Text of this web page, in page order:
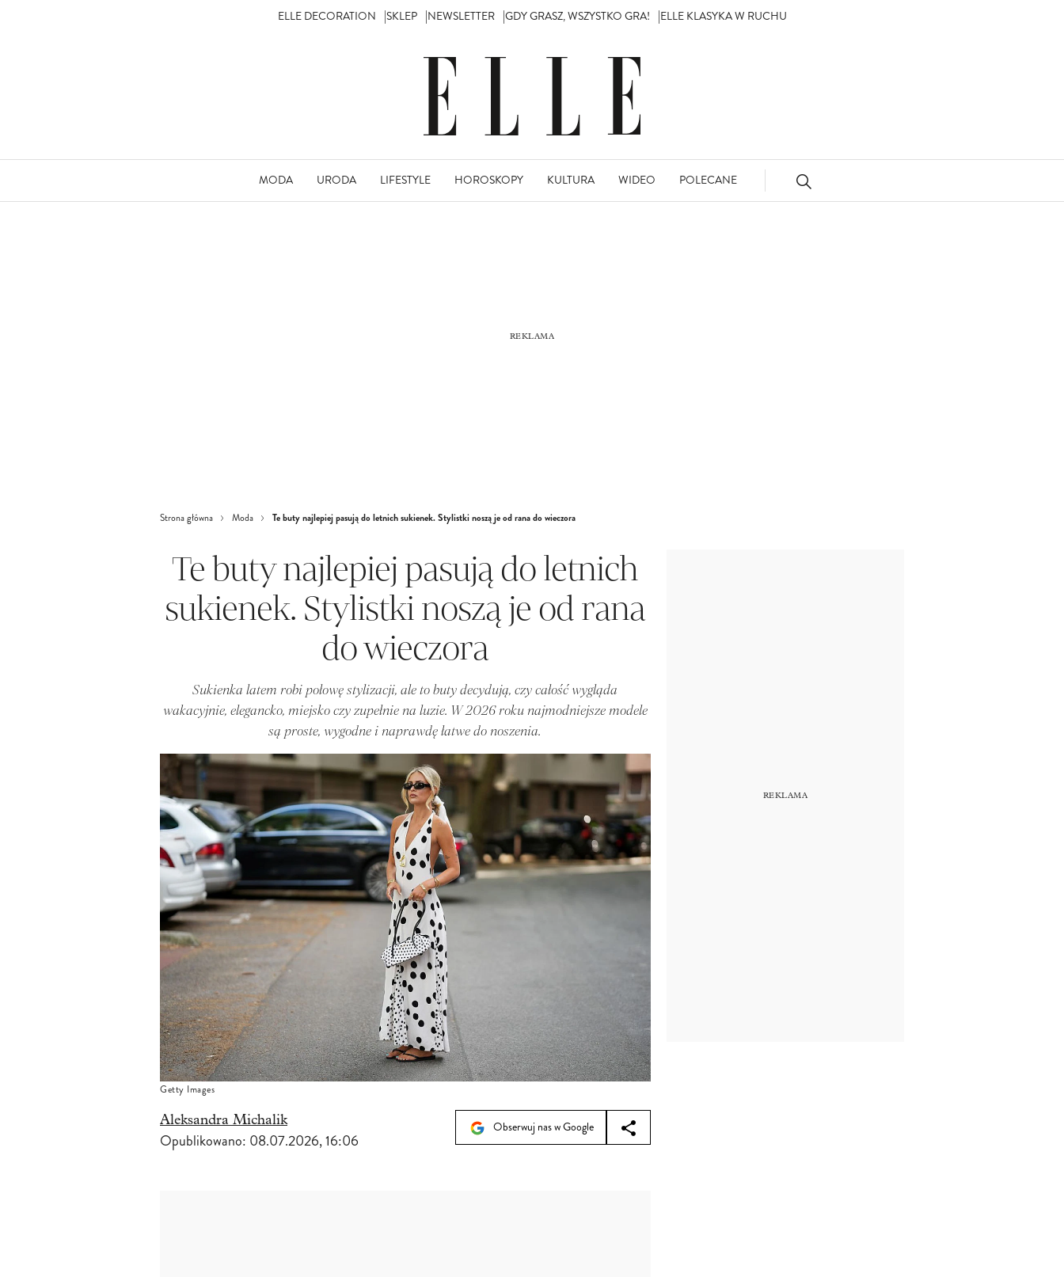
ELLE DECORATION SKLEP NEWSLETTER GDY GRASZ, WSZYSTKO GRA! ELLE KLASYKA W RUCHU
MODA URODA LIFESTYLE HOROSKOPY KULTURA WIDEO POLECANE
Strona główna Moda Te buty najlepiej pasują do letnich sukienek. Stylistki noszą je od rana do wieczora
Te buty najlepiej pasują do letnich
sukienek. Stylistki noszą je od rana
do wieczora
Sukienka latem robi połowę stylizacji, ale to buty decydują, czy całość wygląda
wakacyjnie, elegancko, miejsko czy zupełnie na luzie. W 2026 roku najmodniejsze modele
są proste, wygodne i naprawdę łatwe do noszenia.
Getty Images
Aleksandra Michalik
Opublikowano: 08.07.2026, 16:06
Obserwuj nas w Google